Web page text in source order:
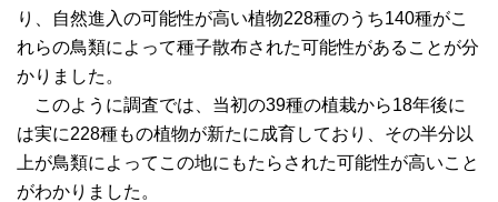
り、自然進入の可能性が高い植物228種のうち140種がこ
れらの鳥類によって種子散布された可能性があることが分
かりました。
このように調査では、当初の39種の植栽から18年後に
は実に228種もの植物が新たに成育しており、その半分以
上が鳥類によってこの地にもたらされた可能性が高いこと
がわかりました。